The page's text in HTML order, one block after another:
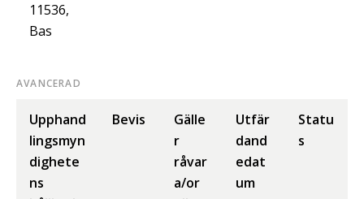
11536,
Bas
AVANCERAD
Upphand
lingsmyn
dighete
ns
Bevis
Gälle
r
råvar
a/or
Utfär
dand
edat
um
Statu
s